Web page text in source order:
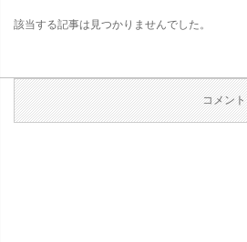
該当する記事は見つかりませんでした。
コメン